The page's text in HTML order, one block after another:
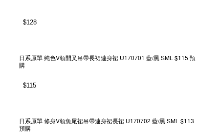
$128
日系原單 純色V領開叉吊帶長裙連身裙 U170701 藍/黑 SML $115 預
購
$115
日系原單 修身V領魚尾裙吊帶連身裙長裙 U170702 藍/黑 SML $113
預購